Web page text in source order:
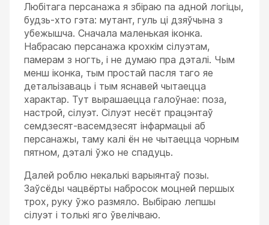
Любітага персанажа я збіраю па адной логіцы,
будзь-хто гэта: мутант, гуль ці дзяўчына з
убежышча. Сначала маленькая іконка.
Набрасаю персанажа крохкім сілуэтам,
памерам з ногть, і не думаю пра дэталі. Чым
менш іконка, тым простай пасля таго яе
детальізаваць і тым яснавей чытаецца
характар. Тут вырашаецца галоўнае: поза,
настрой, сілуэт. Сілуэт несёт працэнтаў
семдзесят-васемдзесят інфармацыі аб
персанажы, таму калі ён не чытаецца чорным
пятном, дэталі ўжо не спадуць.
Далей роблю некалькі варыянтаў позы.
Заўсёды чацвёрты набросок моцней першых
трох, руку ўжо размяло. Выбіраю лепшы
сілуэт і толькі яго ўвелічваю.